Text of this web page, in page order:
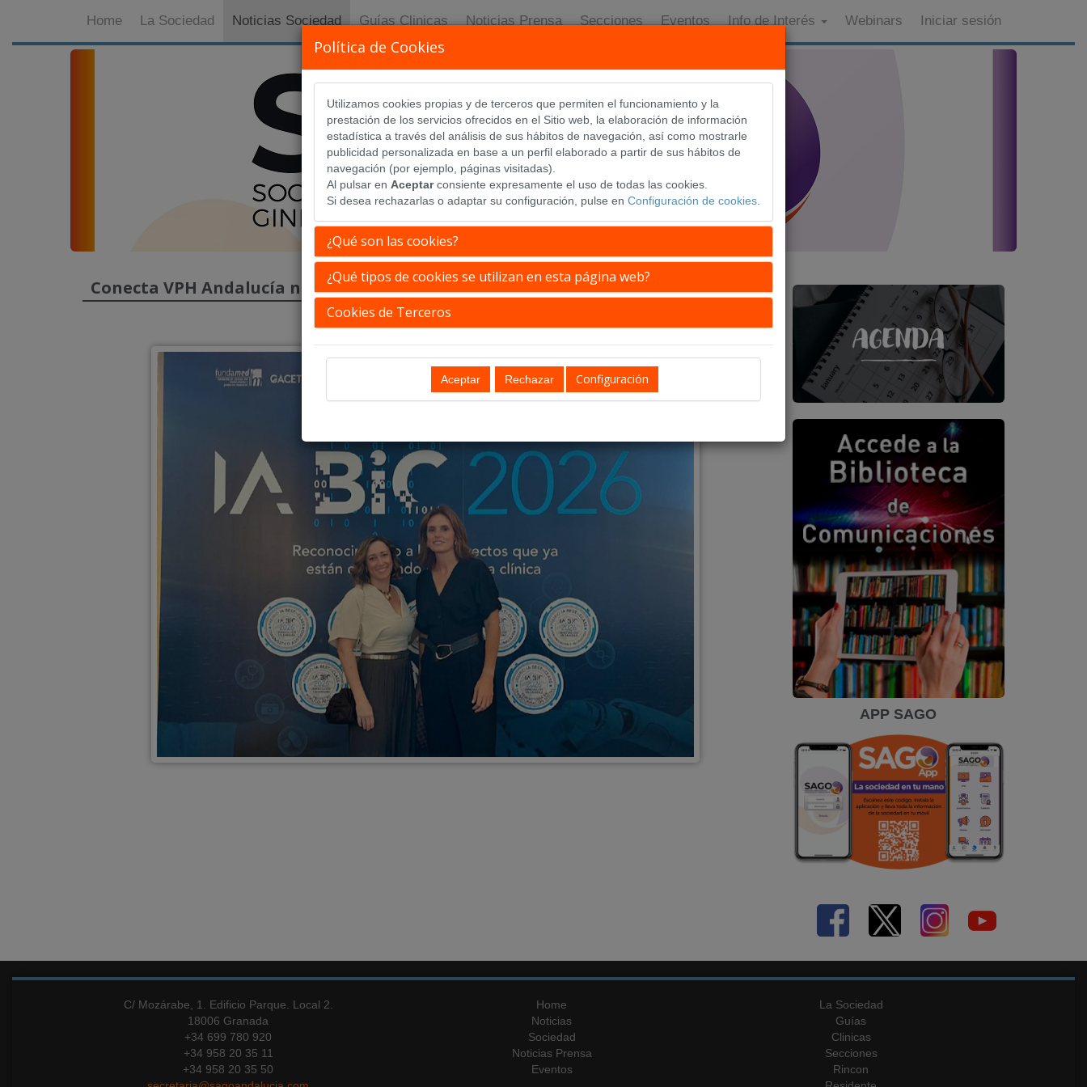
Política de Cookies
Utilizamos cookies propias y de terceros que permiten el funcionamiento y la
prestación de los servicios ofrecidos en el Sitio web, la elaboración de información
estadística a través del análisis de sus hábitos de navegación, así como mostrarle
publicidad personalizada en base a un perfil elaborado a partir de sus hábitos de
navegación (por ejemplo, páginas visitadas).
Al pulsar en Aceptarconsiente expresamente el uso de todas las cookies.
Si desea rechazarlas o adaptar su configuración, pulse en Configuración de cookies
¿Qué son las cookies?
¿Qué tipos de cookies se utilizan en esta página web?
Cookies de Terceros
Configuración
Home La Sociedad Noticias Sociedad Guías Clinicas Noticias Prensa Secciones Eventos Info de Interés Webinars Iniciar sesión
Conecta VPH Andalucía nominada en la I edición de los Premios IA BIC 2026
APP SAGO
C/ Mozárabe, 1. Edificio Parque. Local 2.
18006 Granada
+34 699 780 920
+34 958 20 35 11
+34 958 20 35 50
Home
La Sociedad
Noticias
Sociedad
Guías
Clinicas
Noticias Prensa
Secciones
Eventos
Rincon